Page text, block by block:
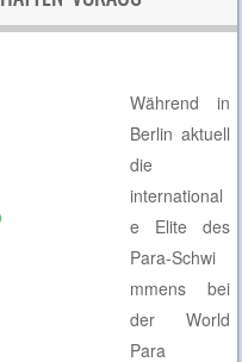
Während in
Berlin aktuell
die
international
e Elite des
Para‑Schwi
mmens bei
der World
Para